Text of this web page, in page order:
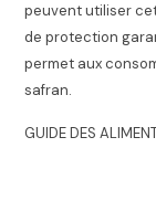
peuvent utiliser
de protection
permet aux
safran.
GUIDE DES